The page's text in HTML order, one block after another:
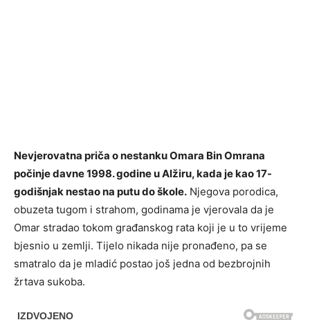
Nevjerovatna priča o nestanku Omara Bin Omrana
počinje davne 1998. godine u Alžiru, kada je kao 17-
godišnjak nestao na putu do škole. Njegova porodica,
obuzeta tugom i strahom, godinama je vjerovala da je
Omar stradao tokom građanskog rata koji je u to vrijeme
bjesnio u zemlji. Tijelo nikada nije pronađeno, pa se
smatralo da je mladić postao još jedna od bezbrojnih
žrtava sukoba.